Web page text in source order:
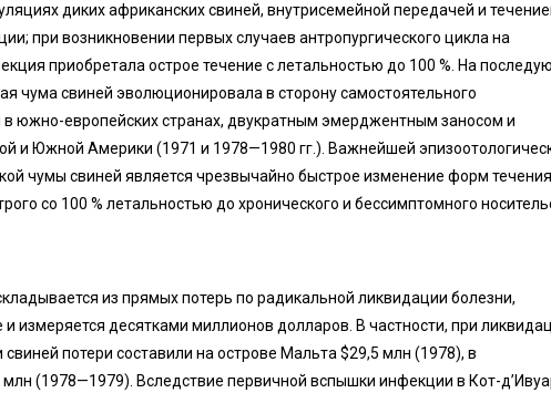
диких африканских свиней, внутрисемейной передачей и
при возникновении первых случаев антропургического цикла на
приобретала острое течение с летальностью до 100 %. На
чума свиней эволюционировала в сторону самостоятельного
в южно-европейских странах, двукратным эмерджентным заносом и
и Южной Америки (1971 и 1978—1980 гг.). Важнейшей
чумы свиней является чрезвычайно быстрое изменение форм течения
со 100 % летальностью до хронического и бессимптомного
из прямых потерь по радикальной ликвидации болезни,
измеряется десятками миллионов долларов. В частности, при
потери составили на острове Мальта $29,5 млн (1978), в
(1978—1979). Вследствие первичной вспышки инфекции в Кот-